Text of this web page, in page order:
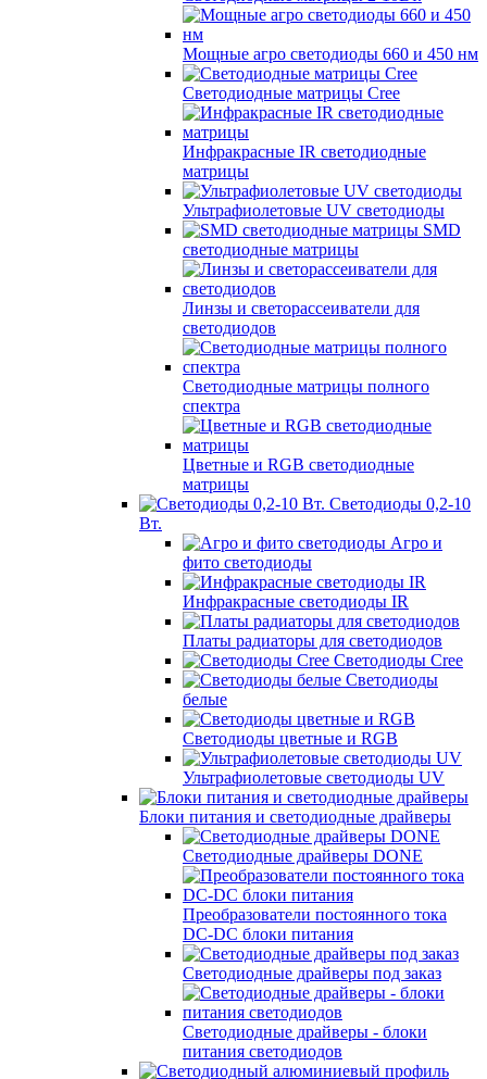
Мощные агро светодиоды 660 и 450 нм
Светодиодные матрицы Cree
Инфракрасные IR светодиодные
матрицы
Ультрафиолетовые UV светодиоды
SMD
светодиодные матрицы
Линзы и светорассеиватели для
светодиодов
Светодиодные матрицы полного
спектра
Цветные и RGB светодиодные
матрицы
Светодиоды 0,2-10
Вт.
Агро и
фито светодиоды
Инфракрасные светодиоды IR
Платы радиаторы для светодиодов
Светодиоды Cree
Светодиоды
белые
Светодиоды цветные и RGB
Ультрафиолетовые светодиоды UV
Блоки питания и светодиодные драйверы
Светодиодные драйверы DONE
Преобразователи постоянного тока
DC-DC блоки питания
Светодиодные драйверы под заказ
Светодиодные драйверы - блоки
питания светодиодов